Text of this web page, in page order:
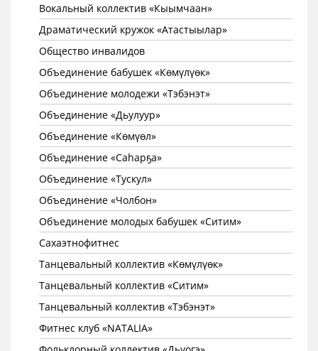
Вокальный коллектив «Кыымчаан»
Драматический кружок «Атастыылар»
Общество инвалидов
Объединение бабушек «Көмүлүөк»
Объединение молодежи «Тэбэнэт»
Объединение «Дьулуур»
Объединение «Көмүөл»
Объединение «Саhарҕа»
Объединение «Тускул»
Объединение «Чолбон»
Объединение молодых бабушек «Ситим»
Сахаэтнофитнес
Танцевальный коллектив «Көмүлүөк»
Танцевальный коллектив «Ситим»
Танцевальный коллектив «Тэбэнэт»
Фитнес клуб «NATALIA»